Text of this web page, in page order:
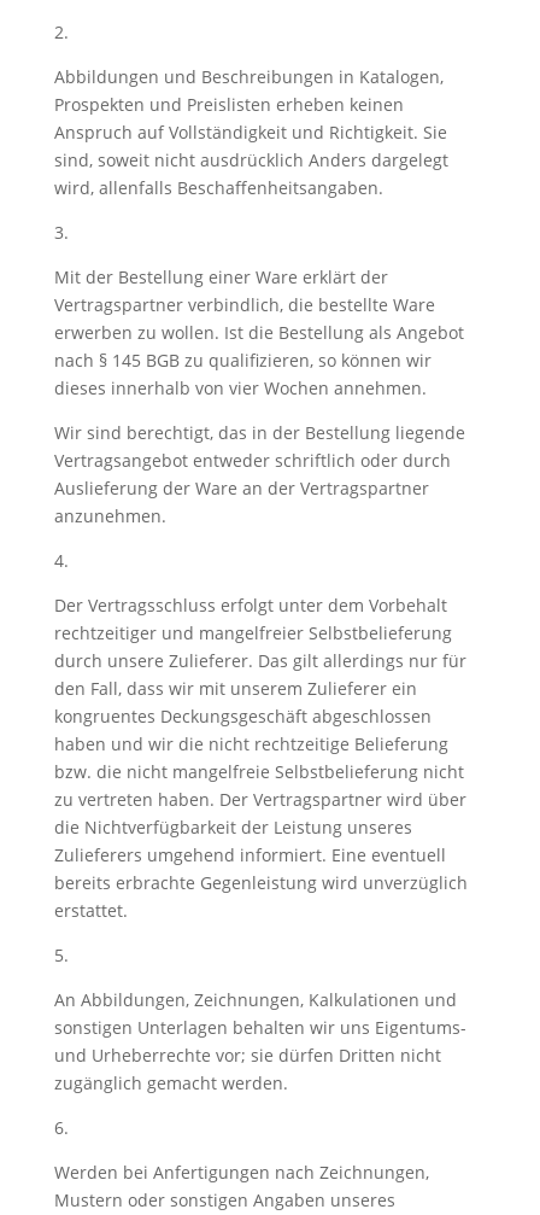
2.
Abbildungen und Beschreibungen in Katalogen,
Prospekten und Preislisten erheben keinen
Anspruch auf Vollständigkeit und Richtigkeit. Sie
sind, soweit nicht ausdrücklich Anders dargelegt
wird, allenfalls Beschaffenheitsangaben.
3.
Mit der Bestellung einer Ware erklärt der
Vertragspartner verbindlich, die bestellte Ware
erwerben zu wollen. Ist die Bestellung als Angebot
nach § 145 BGB zu qualifizieren, so können wir
dieses innerhalb von vier Wochen annehmen.
Wir sind berechtigt, das in der Bestellung liegende
Vertragsangebot entweder schriftlich oder durch
Auslieferung der Ware an der Vertragspartner
anzunehmen.
4.
Der Vertragsschluss erfolgt unter dem Vorbehalt
rechtzeitiger und mangelfreier Selbstbelieferung
durch unsere Zulieferer. Das gilt allerdings nur für
den Fall, dass wir mit unserem Zulieferer ein
kongruentes Deckungsgeschäft abgeschlossen
haben und wir die nicht rechtzeitige Belieferung
bzw. die nicht mangelfreie Selbstbelieferung nicht
zu vertreten haben. Der Vertragspartner wird über
die Nichtverfügbarkeit der Leistung unseres
Zulieferers umgehend informiert. Eine eventuell
bereits erbrachte Gegenleistung wird unverzüglich
erstattet.
5.
An Abbildungen, Zeichnungen, Kalkulationen und
sonstigen Unterlagen behalten wir uns Eigentums-
und Urheberrechte vor; sie dürfen Dritten nicht
zugänglich gemacht werden.
6.
Werden bei Anfertigungen nach Zeichnungen,
Mustern oder sonstigen Angaben unseres